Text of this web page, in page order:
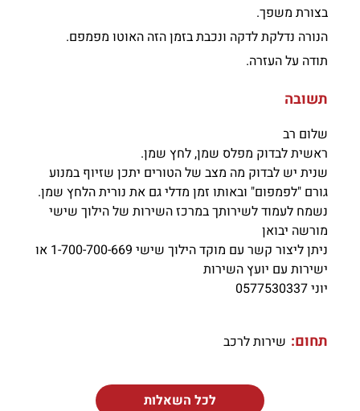
בצורת משפך.
הנורה נדלקת לדקה ונכבת בזמן הזה האוטו מפמפם.
תודה על העזרה.
תשובה
שלום רב
ראשית לבדוק מפלס שמן, לחץ שמן.
שנית יש לבדוק מה מצב של הטורים יתכן שזיוף במנוע
גורם "לפמפום" ובאותו זמן מדלי גם את נורית הלחץ שמן.
נשמח לעמוד לשירותך במרכז השירות של הילוך שישי
מורשה יבואן
ניתן ליצור קשר עם מוקד הילוך שישי 1-700-700-669 או
ישירות עם יועץ השירות
יוני 0577530337
תחום: שירות לרכב
לכל השאלות